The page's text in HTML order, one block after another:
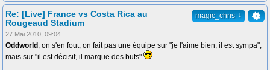
magic_chris ↓
Re: [Live] France vs Costa Rica au
Rougeaud Stadium
27 Mai 2010, 09:04
Oddworld , on s'en fout, on fait pas une équipe sur "je l'aime bien, il est sympa",
mais sur "il est décisif, il marque des buts"
.